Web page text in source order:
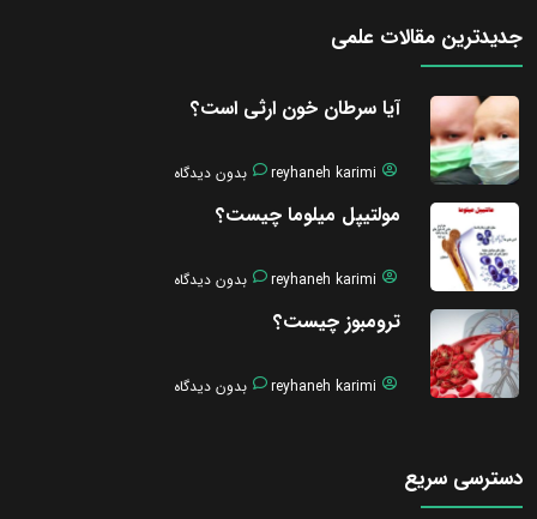
جدیدترین مقالات علمی
آیا سرطان خون ارثی است؟
reyhaneh karimi بدون دیدگاه
مولتیپل میلوما چیست؟
reyhaneh karimi بدون دیدگاه
ترومبوز چیست؟
reyhaneh karimi بدون دیدگاه
دسترسی سریع